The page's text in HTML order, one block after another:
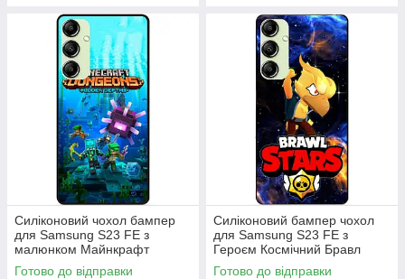
Силіконовий чохол бампер
для Samsung S23 FE з
малюнком Майнкрафт
Minecraft
Готово до відправки
Силіконовий бампер чохол
для Samsung S23 FE з
Героєм Космічний Бравл
Ворон Фенікс
Готово до відправки